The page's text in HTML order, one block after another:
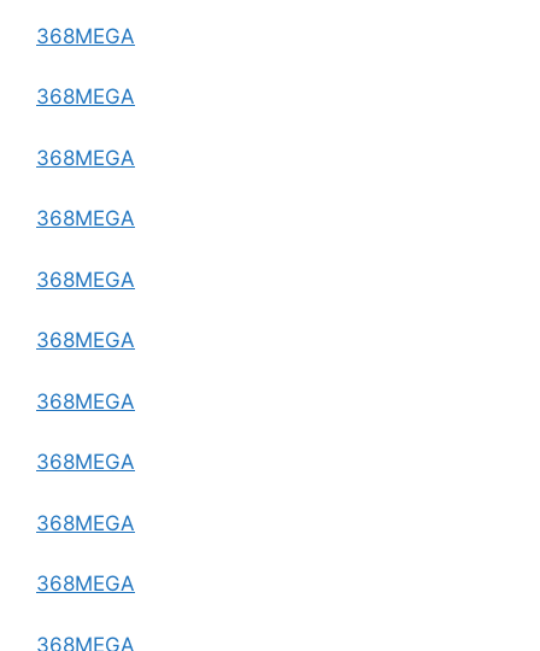
368MEGA
368MEGA
368MEGA
368MEGA
368MEGA
368MEGA
368MEGA
368MEGA
368MEGA
368MEGA
368MEGA